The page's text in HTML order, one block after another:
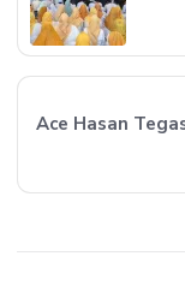
Ace Hasan